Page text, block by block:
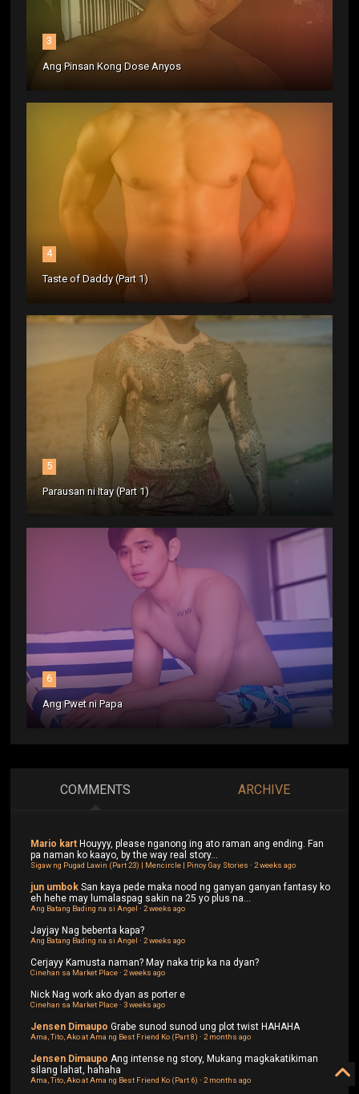
3
Ang Pinsan Kong Dose Anyos
4
Taste of Daddy (Part 1)
5
Parausan ni Itay (Part 1)
6
Ang Pwet ni Papa
COMMENTS ARCHIVE
Mario kart Houyyy, please nganong ing ato raman ang ending. Fan
pa naman ko kaayo, by the way real story...
Sigaw ng Pugad Lawin (Part 23) | Mencircle | Pinoy Gay Stories ·2 weeks ago
jun umbok San kaya pede maka nood ng ganyan ganyan fantasy ko
eh hehe may lumalaspag sakin na 25 yo plus na...
Ang Batang Bading na si Angel ·2 weeks ago
JayjayNag bebenta kapa?
Ang Batang Bading na si Angel ·2 weeks ago
CerjayyKamusta naman? May naka trip ka na dyan?
Cinehan sa Market Place·2 weeks ago
NickNag work ako dyan as porter e
Cinehan sa Market Place·3 weeks ago
Jensen Dimaupo Grabe sunod sunod ung plot twist HAHAHA
Ama, Tito, Ako at Ama ng Best Friend Ko (Part 8) ·2 months ago
Jensen Dimaupo Ang intense ng story, Mukang magkakatikiman
silang lahat, hahaha
Ama, Tito, Ako at Ama ng Best Friend Ko (Part 6) ·2 months ago